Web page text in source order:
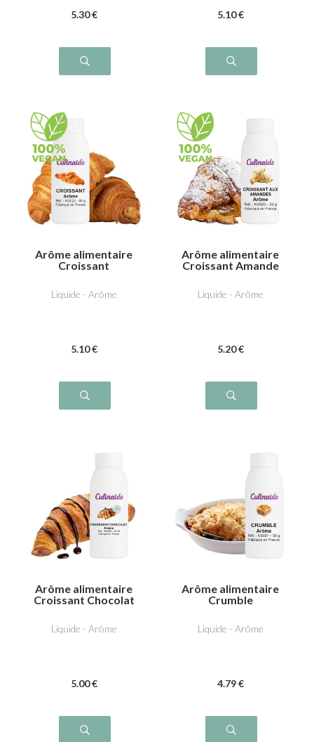
5.30 € 5.10 €
Arôme alimentaire
Croissant
Liquide - Arôme
5.10 €
Arôme alimentaire
Croissant Amande
Liquide - Arôme
5.20 €
Arôme alimentaire
Croissant Chocolat
Liquide - Arôme
5.00 €
Arôme alimentaire
Crumble
Liquide - Arôme
4.79 €